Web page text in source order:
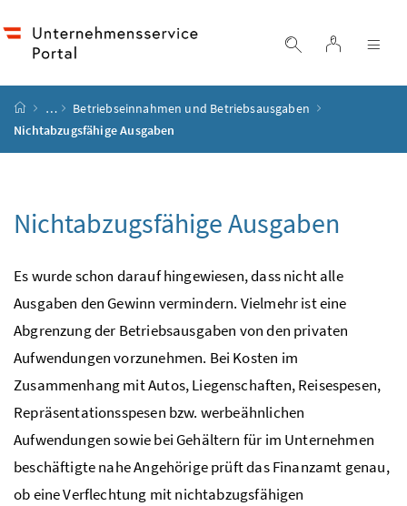
SucheLogin
Startseite
…
Betriebseinnahmen und Betriebsausgaben
Nichtabzugsfähige Ausgaben
Nichtabzugsfähige Ausgaben
Es wurde schon darauf hingewiesen, dass nicht alle
Ausgaben den Gewinn vermindern. Vielmehr ist eine
Abgrenzung der Betriebsausgaben von den privaten
Aufwendungen vorzunehmen. Bei Kosten im
Zusammenhang mit Autos, Liegenschaften, Reisespesen,
Repräsentationsspesen bzw. werbeähnlichen
Aufwendungen sowie bei Gehältern für im Unternehmen
beschäftigte nahe Angehörige prüft das Finanzamt genau,
ob eine Verflechtung mit nichtabzugsfähigen